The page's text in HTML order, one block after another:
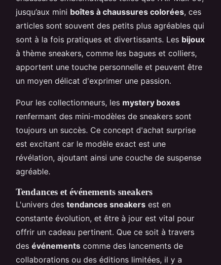
jusqu’aux mini boîtes à chaussures colorées, ces
articles sont souvent des petits plus agréables qui
sont à la fois pratiques et divertissants. Les bijoux
à thème sneakers, comme les bagues et colliers,
apportent une touche personnelle et peuvent être
un moyen délicat d'exprimer une passion.
Pour les collectionneurs, les mystery boxes
renfermant des mini-modèles de sneakers sont
toujours un succès. Ce concept d'achat surprise
est excitant car le modèle exact est une
révélation, ajoutant ainsi une couche de suspense
agréable.
Tendances et événements sneakers
L'univers des tendances sneakers est en
constante évolution, et être à jour est vital pour
offrir un cadeau pertinent. Que ce soit à travers
des événements comme des lancements de
collaborations ou des éditions limitées, il y a